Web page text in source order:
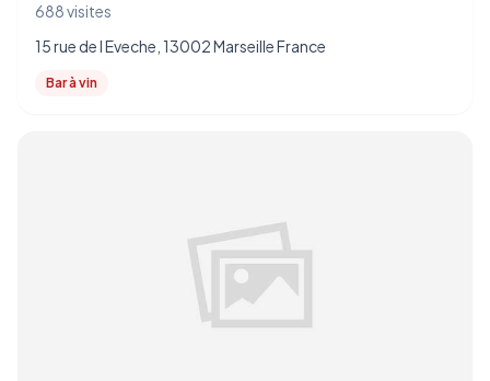
688 visites
15 rue de l Eveche, 13002 Marseille France
Bar à vin